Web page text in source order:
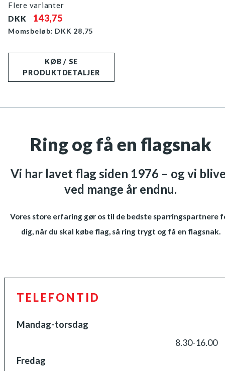
Flere varianter
DKK
143,75
Momsbeløb: DKK 28,75
KØB / SE
PRODUKTDETALJER
Ring og få en flagsnak
Vi har lavet flag siden 1976 – og vi
ved mange år endnu.
Vores store erfaring gør os til de bedste sparringspartnere
dig, når du skal købe flag, så ring trygt og få en flagsnak.
TELEFONTID
Mandag-torsdag
8.30-16.00
Fredag